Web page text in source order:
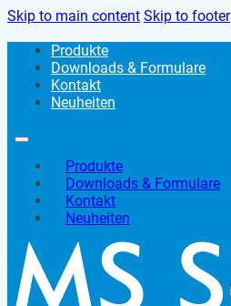
Skip to main content Skip to footer
Produkte
Downloads & Formulare
Kontakt
Neuheiten
Produkte
Downloads & Formulare
Kontakt
Neuheiten